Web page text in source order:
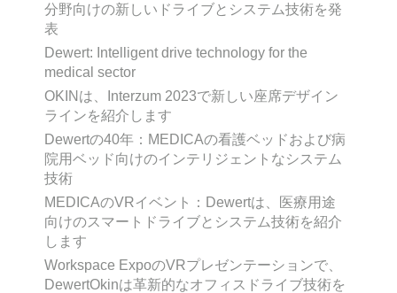
分野向けの新しいドライブとシステム技術を発
表
Dewert: Intelligent drive technology for the
medical sector
OKINは、Interzum 2023で新しい座席デザイン
ラインを紹介します
Dewertの40年：MEDICAの看護ベッドおよび病
院用ベッド向けのインテリジェントなシステム
技術
MEDICAのVRイベント：Dewertは、医療用途
向けのスマートドライブとシステム技術を紹介
します
Workspace ExpoのVRプレゼンテーションで、
DewertOkinは革新的なオフィスドライブ技術を